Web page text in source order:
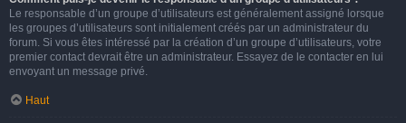
Le responsable d’un groupe d’utilisateurs est généralement assigné lorsque
les groupes d’utilisateurs sont initialement créés par un administrateur du
forum. Si vous êtes intéressé par la création d’un groupe d’utilisateurs, votre
premier contact devrait être un administrateur. Essayez de le contacter en lui
envoyant un message privé.
Haut